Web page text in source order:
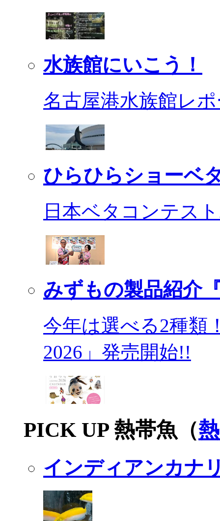
水族館にいこう！
名古屋港水族館レ
ひらひらショーベ
日本ベタコンテス
みずもの製品紹介
今年は選べる2種類
2026」発売開始!!
PICK UP 熱帯魚（
インディアンカナ